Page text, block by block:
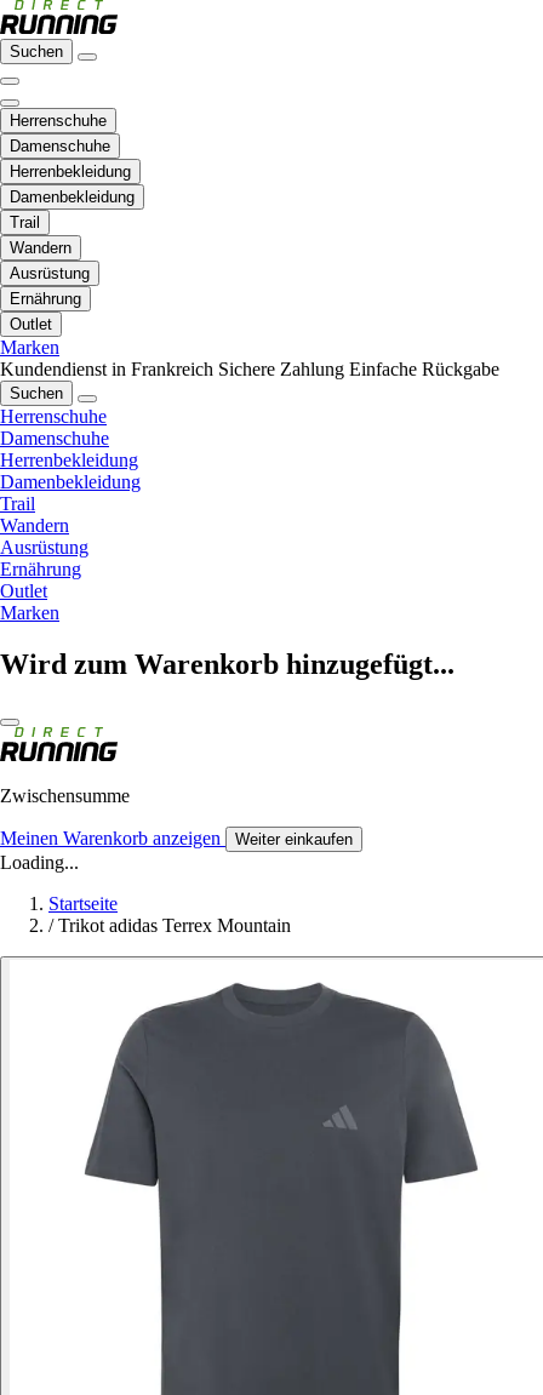
Suchen
Herrenschuhe
Damenschuhe
Herrenbekleidung
Damenbekleidung
Trail
Wandern
Ausrüstung
Ernährung
Outlet
Marken
Kundendienst in Frankreich Sichere Zahlung Einfache Rückgabe
Suchen
Herrenschuhe
Damenschuhe
Herrenbekleidung
Damenbekleidung
Trail
Wandern
Ausrüstung
Ernährung
Outlet
Marken
Wird zum Warenkorb hinzugefügt...
Zwischensumme
Meinen Warenkorb anzeigen Weiter einkaufen
Loading...
Startseite
/ Trikot adidas Terrex Mountain